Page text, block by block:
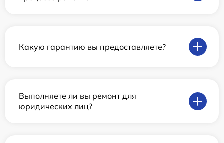
Какую гарантию вы предоставляете?
Выполняете ли вы ремонт для
юридических лиц?